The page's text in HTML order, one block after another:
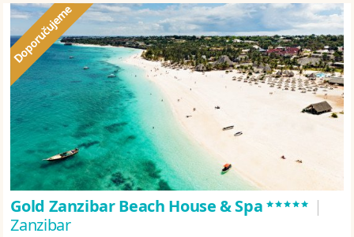
Gold Zanzibar Beach House & Spa***** |
Zanzibar